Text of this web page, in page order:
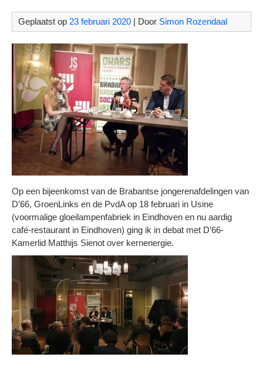
Geplaatst op 23 februari 2020 | Door Simon Rozendaal
Op een bijeenkomst van de Brabantse jongerenafdelingen van
D’66, GroenLinks en de PvdA op 18 februari in Usine
(voormalige gloeilampenfabriek in Eindhoven en nu aardig
café-restaurant in Eindhoven) ging ik in debat met D’66-
Kamerlid Matthijs Sienot over kernenergie.